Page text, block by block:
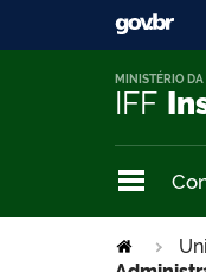
IFF
MINISTÉRIO